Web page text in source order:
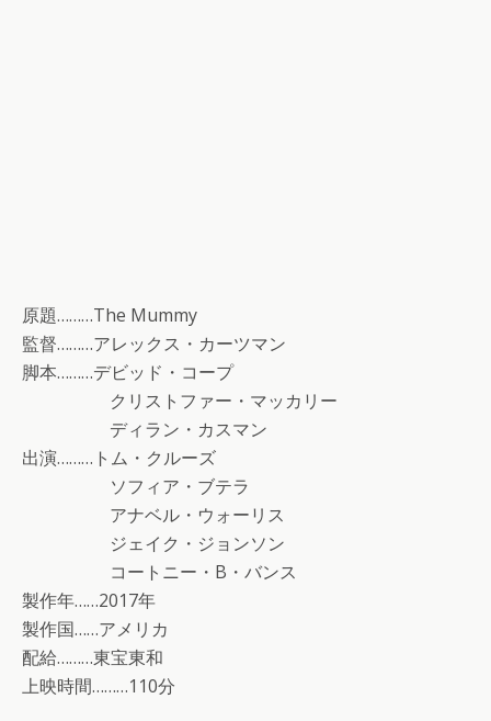
原題………The Mummy
監督………アレックス・カーツマン
脚本………デビッド・コープ
クリストファー・マッカリー
ディラン・カスマン
出演………トム・クルーズ
ソフィア・ブテラ
アナベル・ウォーリス
ジェイク・ジョンソン
コートニー・B・バンス
製作年……2017年
製作国……アメリカ
配給………東宝東和
上映時間………110分